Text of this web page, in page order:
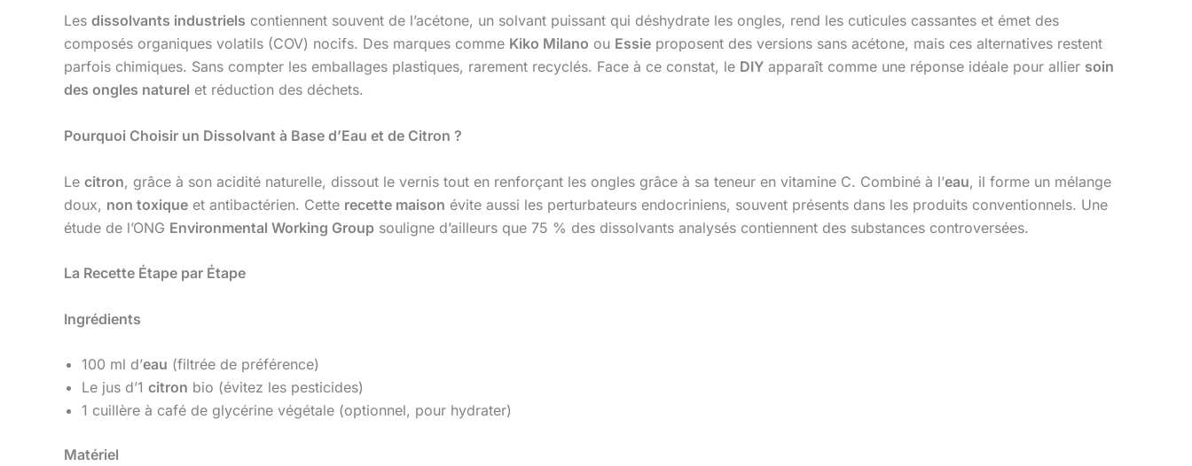
Les dissolvants industriels contiennent souvent de l’acétone, un solvant puissant qui déshydrate les ongles, rend les cuticules cassantes et émet des
composés organiques volatils (COV) nocifs. Des marques comme Kiko Milano ou Essie proposent des versions sans acétone, mais ces alternatives restent
parfois chimiques. Sans compter les emballages plastiques, rarement recyclés. Face à ce constat, le DIY apparaît comme une réponse idéale pour allier soin
des ongles naturel et réduction des déchets.
Pourquoi Choisir un Dissolvant à Base d’Eau et de Citron ?
Le citron, grâce à son acidité naturelle, dissout le vernis tout en renforçant les ongles grâce à sa teneur en vitamine C. Combiné à l’eau, il forme un mélange
doux, non toxique et antibactérien. Cette recette maison évite aussi les perturbateurs endocriniens, souvent présents dans les produits conventionnels. Une
étude de l’ONG Environmental Working Group souligne d’ailleurs que 75 % des dissolvants analysés contiennent des substances controversées.
La Recette Étape par Étape
Ingrédients
100 ml d’eau (filtrée de préférence)
Le jus d’1 citron bio (évitez les pesticides)
1 cuillère à café de glycérine végétale (optionnel, pour hydrater)
Matériel